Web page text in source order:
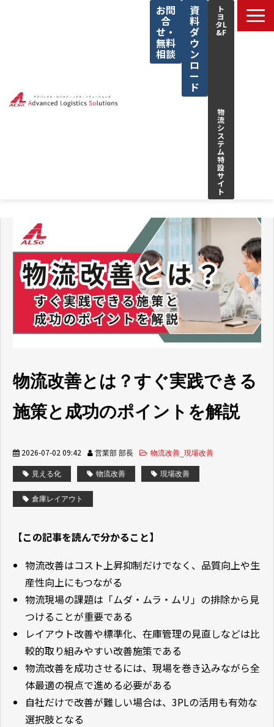
お問
合
せ・
無料
相談
資
料
ダ
ウ
ン
ロ
ー
ド
ト
ヨ
タL
&F
物
流
シ
ス
テ
ム
特
設
サ
イ
ト
私たちの強み
解決できる課題
取り組み事例
お役立ち情報
よくあるご質問
物流改善とは？すぐ実践できる
施策と成功のポイントを解説
2026-07-02 09:42 営業部 部長 物流改善_現場改善
見える化 物流改善 現場改善
倉庫レイアウト
【この記事を読んで分かること】
物流改善はコスト上昇抑制だけでなく、品質向上や生
産性向上にもつながる
物流現場の課題は「ムダ・ムラ・ムリ」の排除から見
つけることが重要である
レイアウト改善や標準化、在庫管理の見直しなどは比
較的取り組みやすい改善施策である
物流改善を成功させるには、現場を巻き込みながら全
体最適の視点で進める必要がある
自社だけで改善が難しい場合は、3PLの活用も有効な
選択肢となる